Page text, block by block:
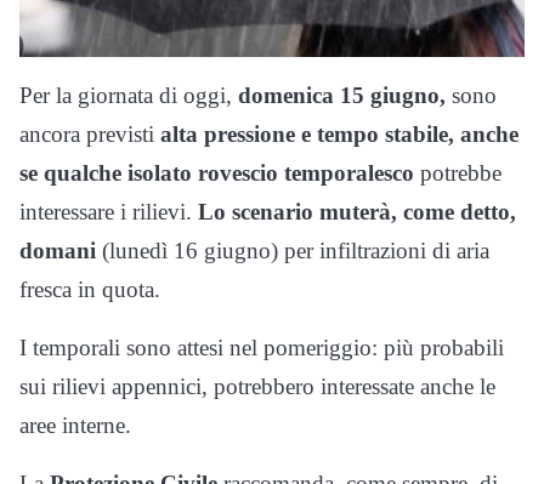
Per la giornata di oggi, domenica 15 giugno, sono
ancora previsti alta pressione e tempo stabile, anche
se qualche isolato rovescio temporalesco potrebbe
interessare i rilievi. Lo scenario muterà, come detto,
domani (lunedì 16 giugno) per infiltrazioni di aria
fresca in quota.
I temporali sono attesi nel pomeriggio: più probabili
sui rilievi appennici, potrebbero interessate anche le
aree interne.